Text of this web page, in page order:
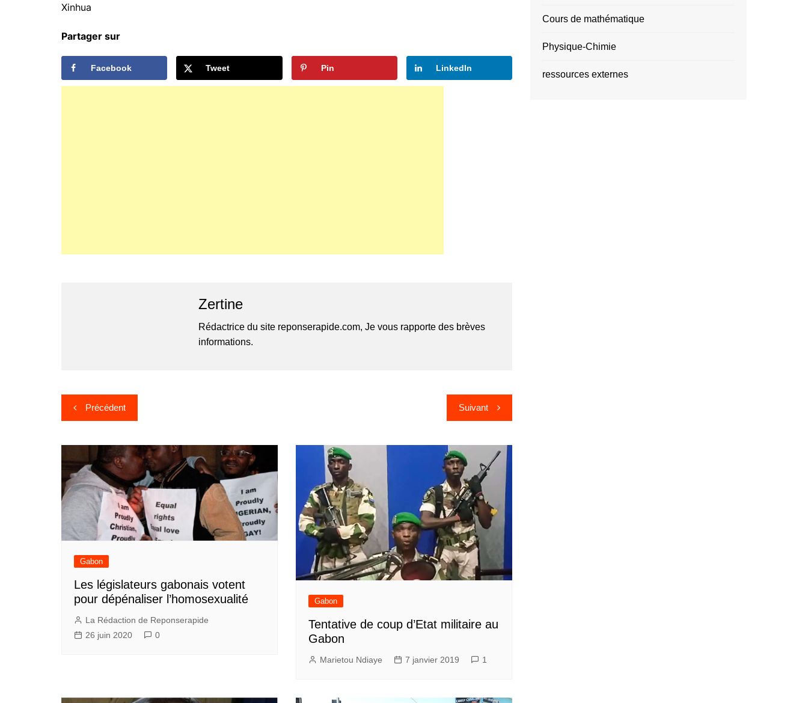
Xinhua
Partager sur
Facebook Tweet Pin LinkedIn
Zertine
Rédactrice du site reponserapide.com, Je vous rapporte des brèves
informations.
Navigation
de
l’article
Précédent Suivant
Gabon
Les législateurs gabonais votent
pour dépénaliser l’homosexualité
La Rédaction de Reponserapide
26 juin 2020
0
Gabon
Tentative de coup d’Etat militaire au
Gabon
Marietou Ndiaye 7 janvier 2019 1
Cours de mathématique
Physique-Chimie
ressources externes